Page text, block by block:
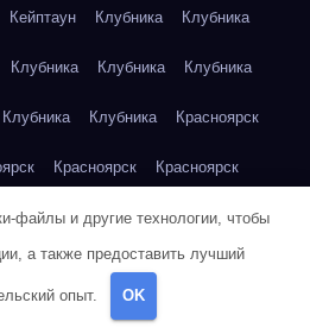
Кейптаун Клубника Клубника
Клубника Клубника Клубника
Клубника Клубника Красноярск
Красноярск Красноярск
Красноярск Красноярск
Красноярск Красноярск
Кукуруза
файлы и другие технологии, чтобы
а также предоставить лучший
опыт. OK